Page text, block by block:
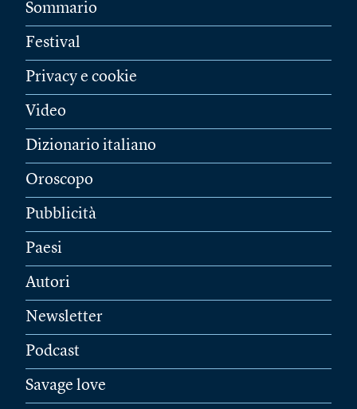
Sommario
Festival
Privacy e cookie
Video
Dizionario italiano
Oroscopo
Pubblicità
Paesi
Autori
Newsletter
Podcast
Savage love